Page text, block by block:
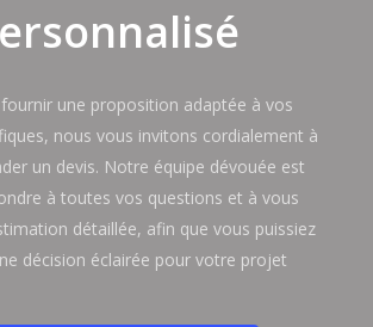
une proposition adaptée à vos
nous vous invitons cordialement à
un devis. Notre équipe dévouée est
à toutes vos questions et à vous
détaillée, afin que vous puissiez
décision éclairée pour votre projet